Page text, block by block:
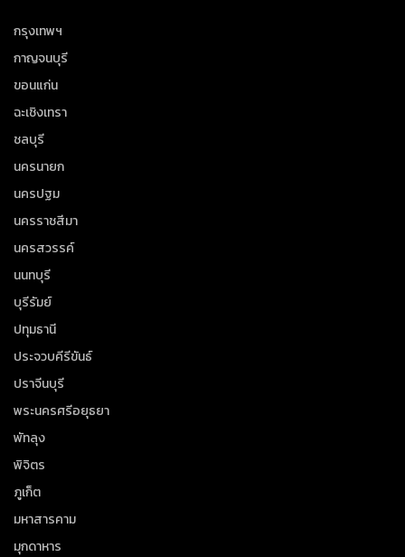
กรุงเทพฯ
กาญจนบุรี
ขอนแก่น
ฉะเชิงเทรา
ชลบุรี
นครนายก
นครปฐม
นครราชสีมา
นครสวรรค์
นนทบุรี
บุรีรัมย์
ปทุมธานี
ประจวบคีรีขันธ์
ปราจีนบุรี
พระนครศรีอยุธยา
พัทลุง
พิจิตร
ภูเก็ต
มหาสารคาม
มุกดาหาร